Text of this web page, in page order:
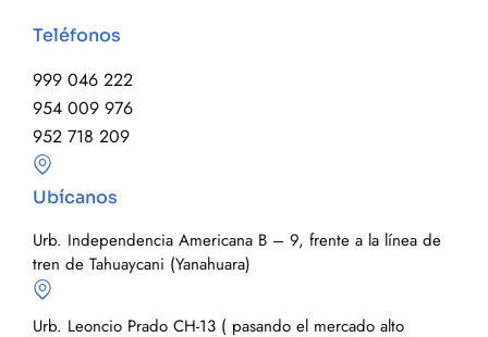
Teléfonos
999 046 222
954 009 976
952 718 209
Ubícanos
Urb. Independencia Americana B – 9, frente a la línea de
tren de Tahuaycani (Yanahuara)
Urb. Leoncio Prado CH-13 ( pasando el mercado alto